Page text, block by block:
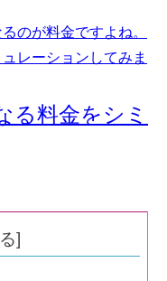
のが料金ですよね。
レーションしてみま
る料金をシミ